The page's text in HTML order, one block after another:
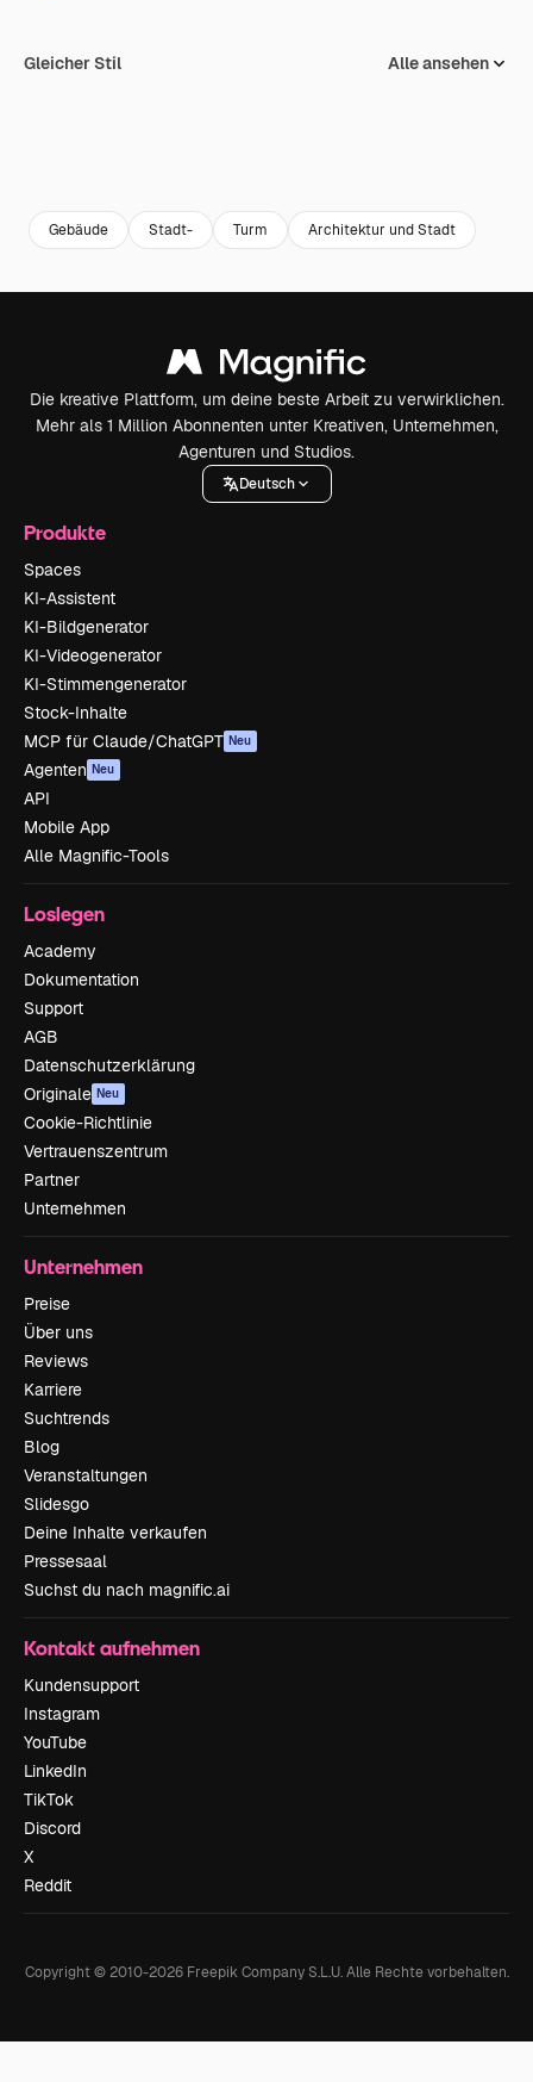
Gleicher Stil Alle ansehen
Gebäude Stadt- Turm Architektur und Stadt
Die kreative Plattform, um deine beste Arbeit zu verwirklichen.
Mehr als 1 Million Abonnenten unter Kreativen, Unternehmen,
Agenturen und Studios.
Deutsch
Produkte
Spaces
KI-Assistent
KI-Bildgenerator
KI-Videogenerator
KI-Stimmengenerator
Stock-Inhalte
MCP für Claude/ChatGPT Neu
Agenten Neu
API
Mobile App
Alle Magnific-Tools
Loslegen
Academy
Dokumentation
Support
AGB
Datenschutzerklärung
Originale Neu
Cookie-Richtlinie
Vertrauenszentrum
Partner
Unternehmen
Unternehmen
Preise
Über uns
Reviews
Karriere
Suchtrends
Blog
Veranstaltungen
Slidesgo
Deine Inhalte verkaufen
Pressesaal
Suchst du nach magnific.ai
Kontakt aufnehmen
Kundensupport
Instagram
YouTube
LinkedIn
TikTok
Discord
X
Reddit
Copyright © 2010-2026Freepik Company S.L.U. Alle Rechte vorbehalten.